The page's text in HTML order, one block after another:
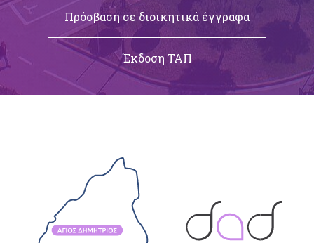
Πρόσβαση σε διοικητικά έγγραφα
Έκδοση ΤΑΠ